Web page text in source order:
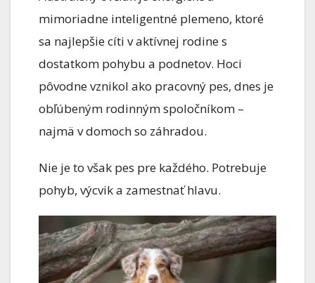
mimoriadne inteligentné plemeno, ktoré
sa najlepšie cíti v aktívnej rodine s
dostatkom pohybu a podnetov. Hoci
pôvodne vznikol ako pracovný pes, dnes je
obľúbeným rodinným spoločníkom –
najmä v domoch so záhradou.
Nie je to však pes pre každého. Potrebuje
pohyb, výcvik a zamestnať hlavu.